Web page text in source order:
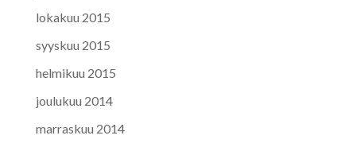
lokakuu 2015
syyskuu 2015
helmikuu 2015
joulukuu 2014
marraskuu 2014